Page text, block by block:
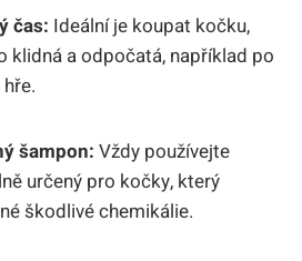
čas: Ideální je koupat kočku,
klidná a odpočatá, například po
šampon: Vždy používejte
určený pro kočky, který
škodlivé chemikálie.